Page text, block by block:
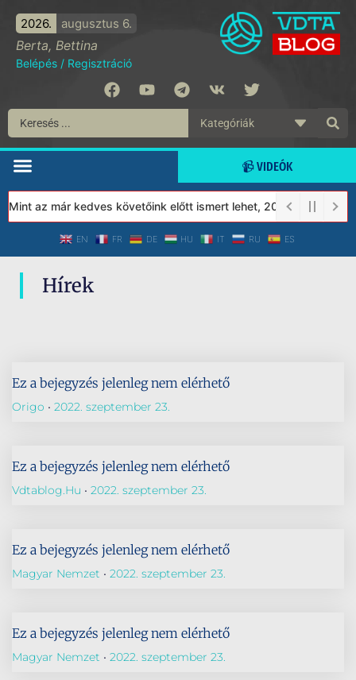
2026. augusztus 6.
Berta, Bettina
Belépés / Regisztráció
📹 VIDEÓK
az már kedves követőink előtt ismert lehet, 2023-tól a
EN FR DE HU IT RU ES
Hírek
Ez a bejegyzés jelenleg nem elérhető
Origo 2022. szeptember 23.
Ez a bejegyzés jelenleg nem elérhető
Vdtablog.hu 2022. szeptember 23.
Ez a bejegyzés jelenleg nem elérhető
Magyar Nemzet 2022. szeptember 23.
Ez a bejegyzés jelenleg nem elérhető
Magyar Nemzet 2022. szeptember 23.